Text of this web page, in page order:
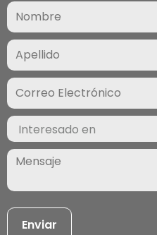
Nombre
(Required)
Correo
Electrónico
(Required)
Interesado
en
(Required)
Mensaje
(Required)